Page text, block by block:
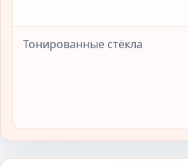
Тонированные стёкла